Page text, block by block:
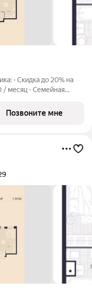
- Скидка до 20% на
Вэйвер от
Позвоните мне